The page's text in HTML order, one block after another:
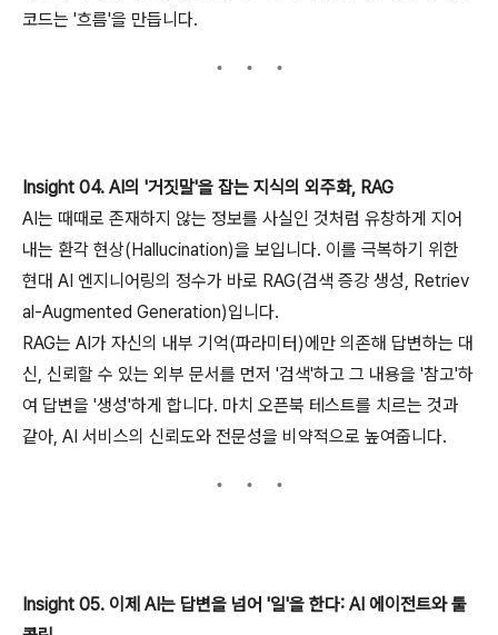
코드는 '흐름'을 만듭니다.
Insight 04. AI의 '거짓말'을 잡는 지식의 외주화, RAG
AI는 때때로 존재하지 않는 정보를 사실인 것처럼 유창하게 지어
내는 환각 현상(Hallucination)을 보입니다. 이를 극복하기 위한
현대 AI 엔지니어링의 정수가 바로 RAG(검색 증강 생성, Retriev
al-Augmented Generation)입니다.
RAG는 AI가 자신의 내부 기억(파라미터)에만 의존해 답변하는 대
신, 신뢰할 수 있는 외부 문서를 먼저 '검색'하고 그 내용을 '참고'하
여 답변을 '생성'하게 합니다. 마치 오픈북 테스트를 치르는 것과
같아, AI 서비스의 신뢰도와 전문성을 비약적으로 높여줍니다.
Insight 05. 이제 AI는 답변을 넘어 '일'을 한다: AI 에이전트와 툴